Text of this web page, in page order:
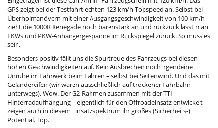
GPS zeigt bei der Testfahrt echten 123 km/h Topspeed an. Selbst bei
Überholmanövern mit einer Ausgangsgeschwindigkeit von 100 km/h
zieht die 1000R Renegade noch bärenstark an und ruckzuck lässt man
LKWs und PKW-Anhängergespanne im Rückspiegel zurück. So muss es
sein.
Besonders positiv fällt uns die Spurtreue des Fahrzeugs bei diesen
hohen Geschwindigkeiten auf. Kein Ausbrechen noch irgendeine
Unruhe im Fahrwerk beim Fahren – selbst bei Seitenwind. Und das mit
Geländereifen (wir waren ausschließlich auf trockener Fahrbahn
unterwegs). Wow. Der G2-Rahmen zusammen mit der TTI-
Hinterradaufhängung – eigentlich für den Offroadeinsatz entwickelt –
zeigen auch in diesem Einsatzspektrum ihr großes (Sicherheits-)
Potential. Top.